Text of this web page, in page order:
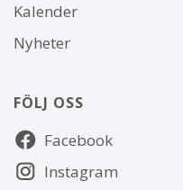
Kalender
Nyheter
FÖLJ OSS
Följ
oss Facebook
Instagram